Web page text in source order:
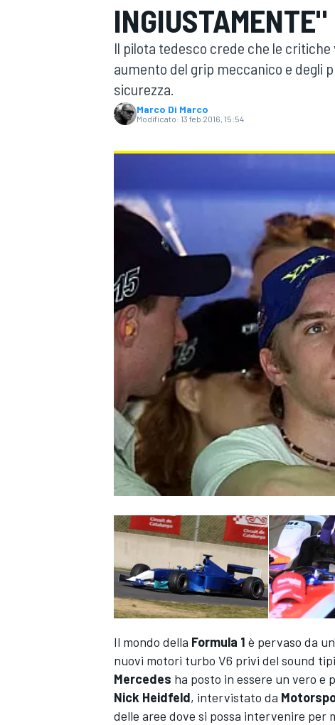
MOTOGP WEC
MONOPOSTO
INGIUSTAMENTE"
Il pilota tedesco crede che le
aumento del grip meccanico e degli
sicurezza.
Marco Di Marco
Modificato: 13 feb 2016, 15:54
Il mondo della Formula 1 è pervaso da
nuovi motori turbo V6 privi del sound
Mercedes ha posto in essere un vero e
Nick Heidfeld, intervistato da
delle aree dove si possa intervenire